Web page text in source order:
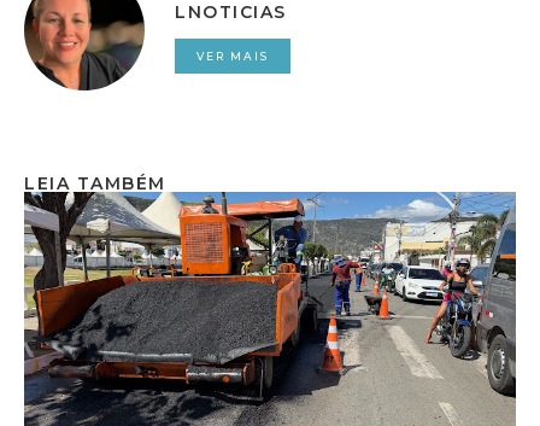
LNOTICIAS
VER MAIS
LEIA TAMBÉM